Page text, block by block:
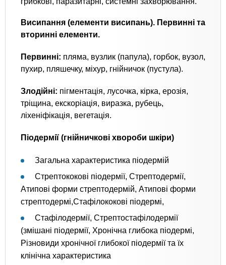
Висипання (елементи висипань). Первинні та
вторинні елементи.
Первинні: пляма, вузлик (папула), горбок, вузол,
пухир, пляшечку, міхур, гнійничок (пустула).
Злодійні: пігментація, лусочка, кірка, ерозія,
тріщина, екскоріація, виразка, рубець,
ліхеніфікація, вегетація.
Піодермії (гнійничкові хвороби шкіри)
Загальна характеристика піодермій
Стрептококові піодермії, Стрептодермії,
Атипові форми стрептодермій, Атипові форми
стрептодермі,Стафілококові піодермі,
Стафілодермії, Стрептостафілодермії
(змішані піодермії, Хронічна глибока піодермі,
Різновиди хронічної глибокої піодермії та їх
клінічна характеристика